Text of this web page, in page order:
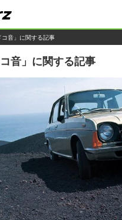
コ音」に関する記事
コ音」に関する記事